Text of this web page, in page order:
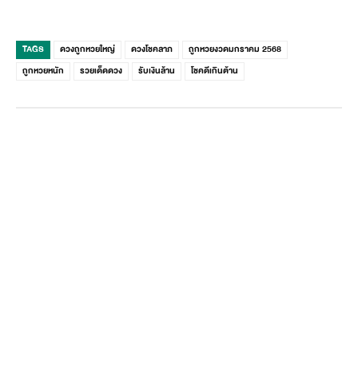
TAGS ดวงถูกหวยใหญ่ ดวงโชคลาภ
ถูกหวยงวดมกราคม 2568
ถูกหวยหนัก
รวยเด็ดดวง รับเงินล้าน โชคดีเกินต้าน